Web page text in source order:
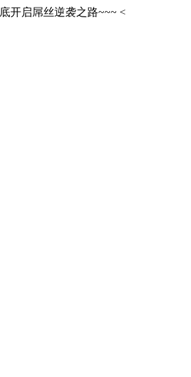
开启屌丝逆袭之路~~~ <